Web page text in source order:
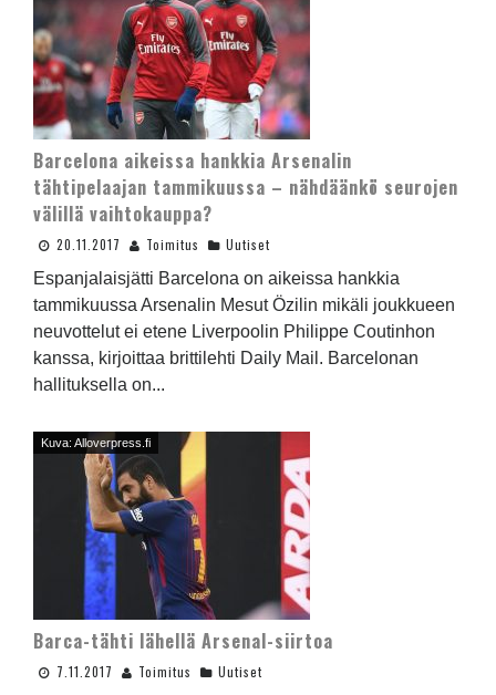
Barcelona aikeissa hankkia Arsenalin
tähtipelaajan tammikuussa – nähdäänkö seurojen
välillä vaihtokauppa?
20.11.2017 Toimitus Uutiset
Espanjalaisjätti Barcelona on aikeissa hankkia
tammikuussa Arsenalin Mesut Özilin mikäli joukkueen
neuvottelut ei etene Liverpoolin Philippe Coutinhon
kanssa, kirjoittaa brittilehti Daily Mail. Barcelonan
hallituksella on...
Kuva: Alloverpress.fi
Barca-tähti lähellä Arsenal-siirtoa
7.11.2017 Toimitus Uutiset